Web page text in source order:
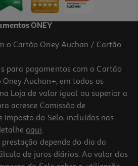
4.6 (30)
Vivace 1kg
ONEY
o Cartão Oney Auchan / Cartão
para pagamentos com o Cartão
Auchan+, em todos os
Loja de valor igual ou superior a
acresce Comissão de
Imposto do Selo, incluídos nas
aqui.
depende do dia da
de juros diários. Ao valor das